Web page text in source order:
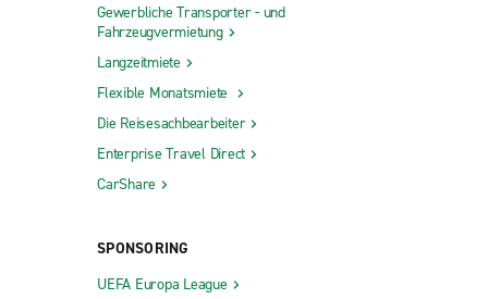
Gewerbliche Transporter - und
Fahrzeugvermietung
Langzeitmiete
Flexible Monatsmiete
Die Reisesachbearbeiter
Enterprise Travel Direct
CarShare
SPONSORING
UEFA Europa League